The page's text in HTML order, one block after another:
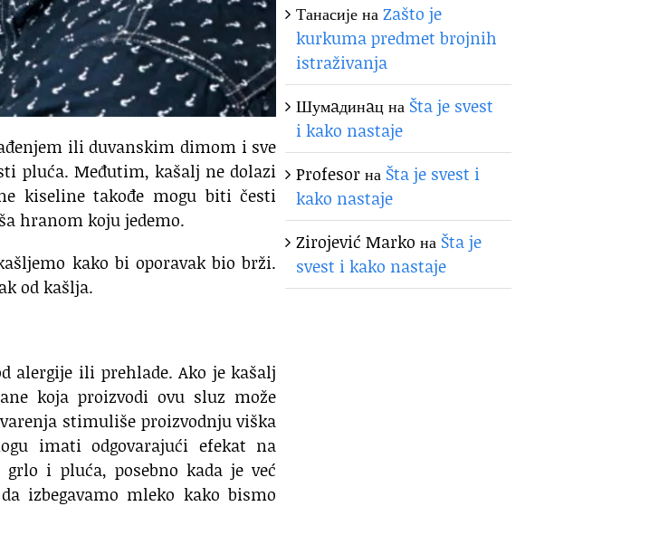
ili duvanskim dimom i sve
pluća. Međutim, kašalj ne dolazi
kiseline takođe mogu biti česti
hranom koju jedemo.
kako bi oporavak bio brži.
od kašlja.
alergije ili prehlade. Ako je kašalj
koja proizvodi ovu sluz može
stimuliše proizvodnju viška
imati odgovarajući efekat na
i pluća, posebno kada je već
izbegavamo mleko kako bismo
ТанасијенаZašto je
kurkuma predmet brojnih
istraživanja
Шумaдинaцна Šta je svest
i kako nastaje
Profesorна Šta je svest i
kako nastaje
Zirojević Marko на Šta je
svest i kako nastaje